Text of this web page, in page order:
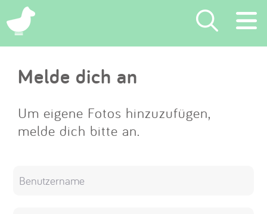
×
Suchen
Eintragen
App
Melde dich an
Um eigene Fotos hinzuzufügen,
melde dich bitte an.